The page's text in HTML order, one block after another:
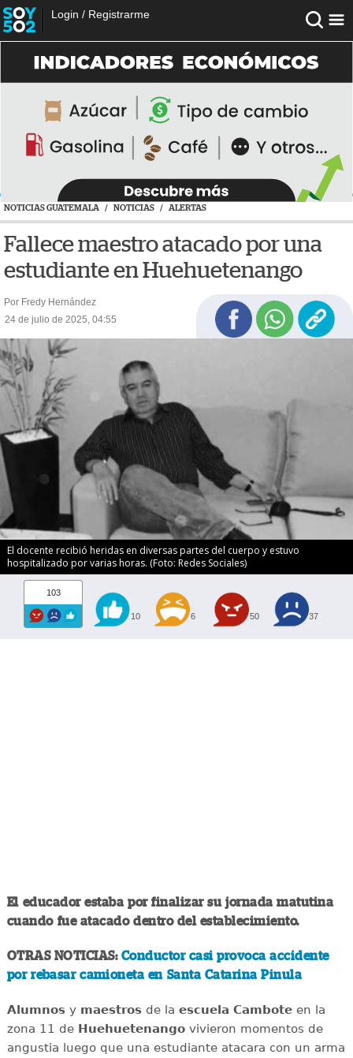
Login / Registrarme
NOTICIAS GUATEMALA / NOTICIAS / ALERTAS
Fallece maestro atacado por una
estudiante en Huehuetenango
Por Fredy Hernández
24 de julio de 2025, 04:55
El docente recibió heridas en diversas partes del cuerpo y estuvo
hospitalizado por varias horas. (Foto: Redes Sociales)
103
10 6 50 37
El educador estaba por finalizar su jornada matutina
cuando fue atacado dentro del establecimiento.
OTRAS NOTICIAS: Conductor casi provoca accidente
por rebasar camioneta en Santa Catarina Pinula
Alumnosy maestrosde la escuela Camboteen la
zona 11 de Huehuetenangovivieron momentos de
angustia luego que una estudiante atacara con un arma